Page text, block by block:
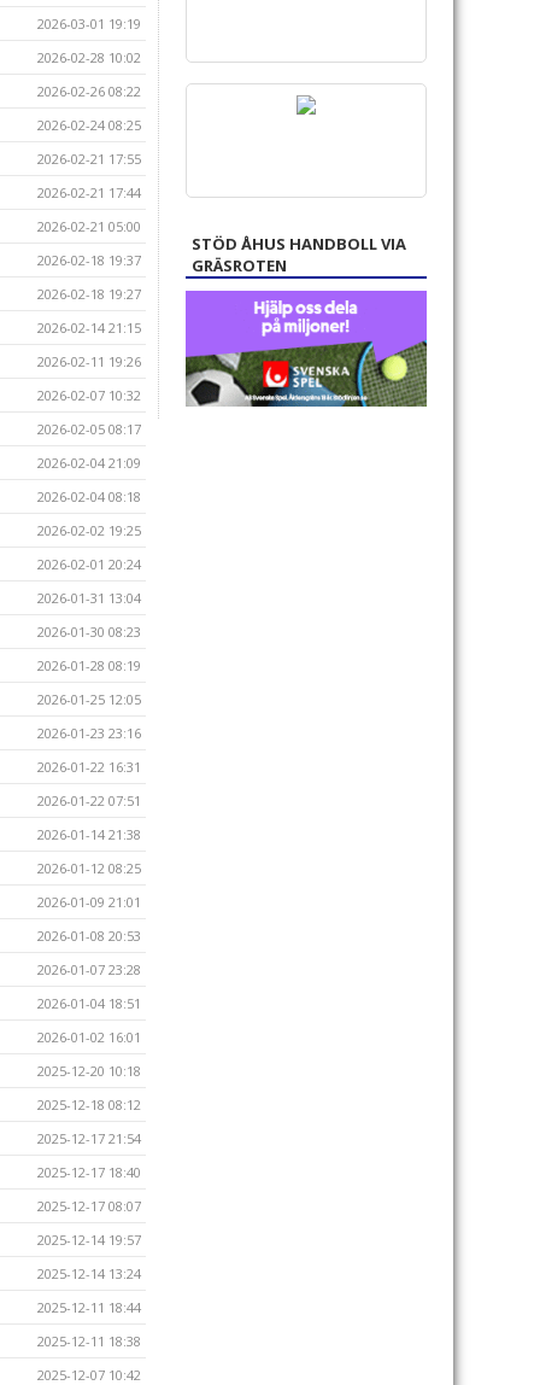
2026-03-01 19:19
2026-02-28 10:02
2026-02-26 08:22
2026-02-24 08:25
2026-02-21 17:55
2026-02-21 17:44
2026-02-21 05:00
2026-02-18 19:37
2026-02-18 19:27
2026-02-14 21:15
2026-02-11 19:26
2026-02-07 10:32
2026-02-05 08:17
2026-02-04 21:09
2026-02-04 08:18
2026-02-02 19:25
2026-02-01 20:24
2026-01-31 13:04
2026-01-30 08:23
2026-01-28 08:19
2026-01-25 12:05
2026-01-23 23:16
2026-01-22 16:31
2026-01-22 07:51
2026-01-14 21:38
2026-01-12 08:25
2026-01-09 21:01
2026-01-08 20:53
2026-01-07 23:28
2026-01-04 18:51
2026-01-02 16:01
2025-12-20 10:18
2025-12-18 08:12
2025-12-17 21:54
2025-12-17 18:40
2025-12-17 08:07
2025-12-14 19:57
2025-12-14 13:24
2025-12-11 18:44
2025-12-11 18:38
2025-12-07 10:42
STÖD ÅHUS HANDBOLL VIA
GRÄSROTEN